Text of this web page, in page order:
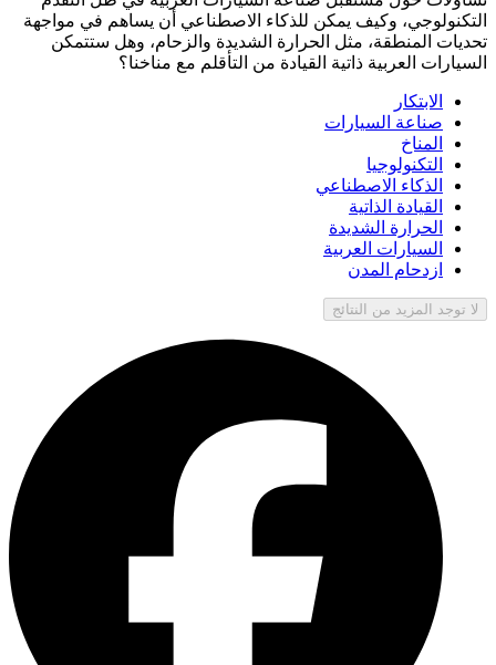
التكنولوجي، وكيف يمكن للذكاء الاصطناعي أن يساهم في مواجهة
تحديات المنطقة، مثل الحرارة الشديدة والزحام، وهل ستتمكن
السيارات العربية ذاتية القيادة من التأقلم مع مناخنا؟
الابتكار
صناعة السيارات
المناخ
التكنولوجيا
الذكاء الاصطناعي
القيادة الذاتية
الحرارة الشديدة
السيارات العربية
ازدحام المدن
لا توجد المزيد من النتائج